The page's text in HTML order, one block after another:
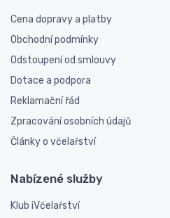
Cena dopravy a platby
Obchodní podmínky
Odstoupení od smlouvy
Dotace a podpora
Reklamační řád
Zpracování osobních údajů
Články o včelařství
Nabízené služby
Klub iVčelařství